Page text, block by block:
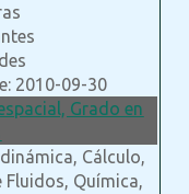
2010-09-30
Grado en
Cálculo,
Química,